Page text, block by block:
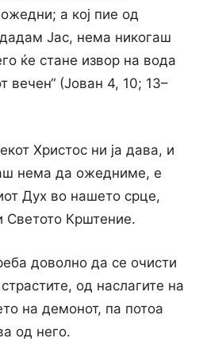
а кој пие од
Јас, нема никогаш
ќе стане извор на вода
вечен“ (Јован 4, 10; 13–
Христос ни ја дава, и
нема да ожедниме, е
Дух во нашето срце,
Светото Крштение.
доволно да се очисти
од наслагите на
на демонот, па потоа
од него.